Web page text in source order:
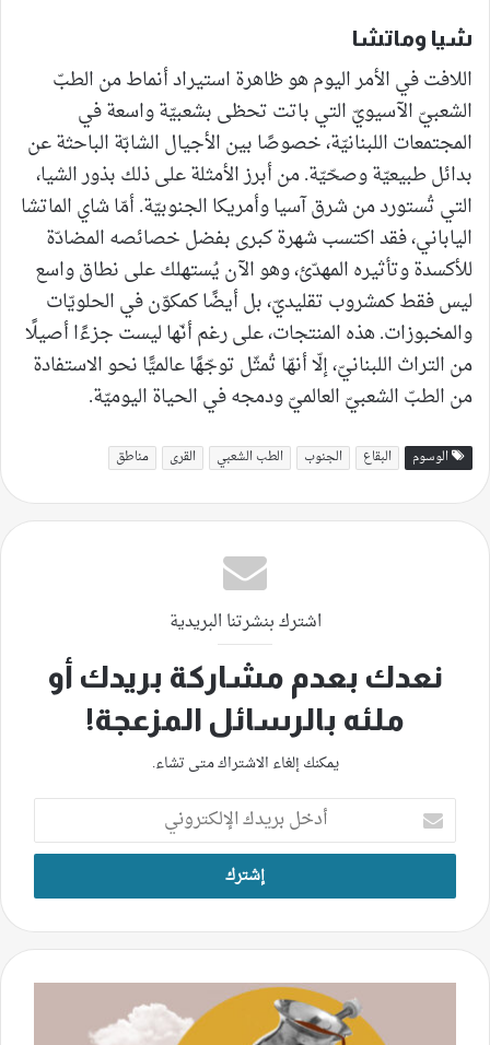
شيا وماتشا
اللافت في الأمر اليوم هو ظاهرة استيراد أنماط من الطبّ
الشعبيّ الآسيويّ التي باتت تحظى بشعبيّة واسعة في
المجتمعات اللبنانيّة، خصوصًا بين الأجيال الشابّة الباحثة عن
بدائل طبيعيّة وصحّيّة. من أبرز الأمثلة على ذلك بذور الشيا،
التي تُستورد من شرق آسيا وأمريكا الجنوبيّة. أمّا شاي الماتشا
الياباني، فقد اكتسب شهرة كبرى بفضل خصائصه المضادّة
للأكسدة وتأثيره المهدّئ، وهو الآن يُستهلك على نطاق واسع
ليس فقط كمشروب تقليديّ، بل أيضًا كمكوّن في الحلويّات
والمخبوزات. هذه المنتجات، على رغم أنّها ليست جزءًا أصيلًا
من التراث اللبنانيّ، إلّا أنهّا تُمثّل توجّهًا عالميًّا نحو الاستفادة
من الطبّ الشعبيّ العالميّ ودمجه في الحياة اليوميّة.
الوسوم البقاع الجنوب الطب الشعبي القرى مناطق
اشترك بنشرتنا البريدية
نعدك بعدم مشاركة بريدك أو
ملئه بالرسائل المزعجة!
يمكنك إلغاء الاشتراك متى تشاء.
أدخل
بريدك
الإلكتروني